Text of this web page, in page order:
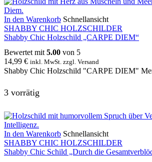
In den Warenkorb Schnellansicht
SHABBY CHIC HOLZSCHILDER
Shabby Chic Holzschild „CARPE DIEM“
Bewertet mit 5.00 von 5
14,99 € inkl. MwSt. zzgl. Versand
Shabby Chic Holzschild "CARPE DIEM"
3 vorrätig
In den Warenkorb Schnellansicht
SHABBY CHIC HOLZSCHILDER
Shabby Chic Schild „Durch die